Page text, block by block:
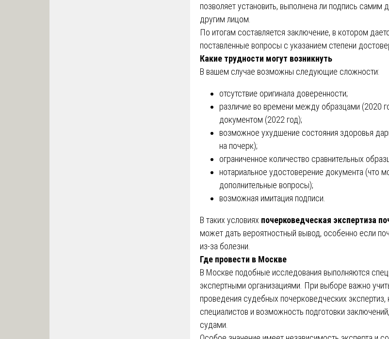
позволяет установить, выполнена ли подпись самим
другим лицом.
По итогам составляется заключение, в котором
поставленные вопросы с указанием степени
Какие трудности могут возникнуть
В вашем случае возможны следующие сложности:
отсутствие оригинала доверенности;
различие во времени между образцами (2020
документом (2022 год);
возможное ухудшение состояния здоровья
на почерк);
ограниченное количество сравнительных
нотариальное удостоверение документа (что
дополнительные вопросы);
возможная имитация подписи.
В таких условиях почерковедческая экспертиза
может дать вероятностный вывод, особенно если
из-за болезни.
Где провести в Москве
В Москве подобные исследования выполняются
экспертными организациями. При выборе важно
проведения судебных почерковедческих экспертиз,
специалистов и возможность подготовки
судами.